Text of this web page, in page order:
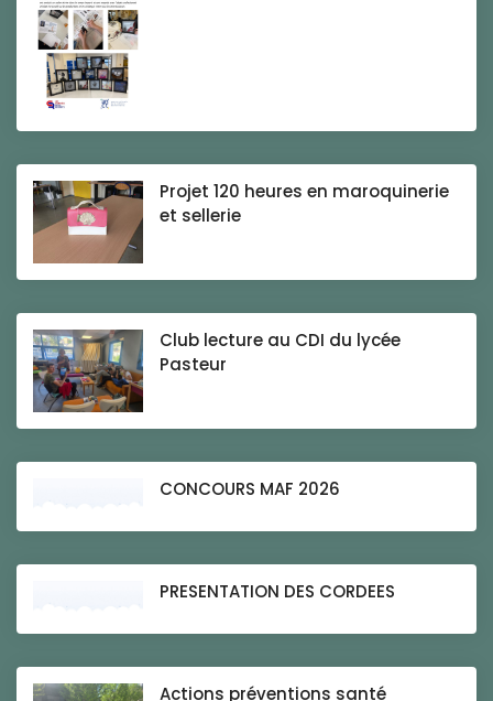
Projet 120 heures en maroquinerie
et sellerie
Club lecture au CDI du lycée
Pasteur
CONCOURS MAF 2026
PRESENTATION DES CORDEES
Actions préventions santé